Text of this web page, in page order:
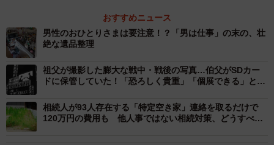
ットのWebフォームによる受付を行っている金融機関もあ
ります。
相続手続きの書類には、金融機関ごとに所定の用紙があり
ます。
用紙は、窓口へ来店するか金融機関によっては、Webサイ
おすすめニュース
男性のおひとりさまは要注意！？「男は仕事」の末の、壮
絶な遺品整理
祖父が撮影した膨大な戦中・戦後の写真…伯父がSDカー
ドに保管していた！「恐ろしく貴重」「個展できる」と驚
相続人が93人存在する「特定空き家」連絡を取るだけで
120万円の費用も 他人事ではない相続対策、どうすべき